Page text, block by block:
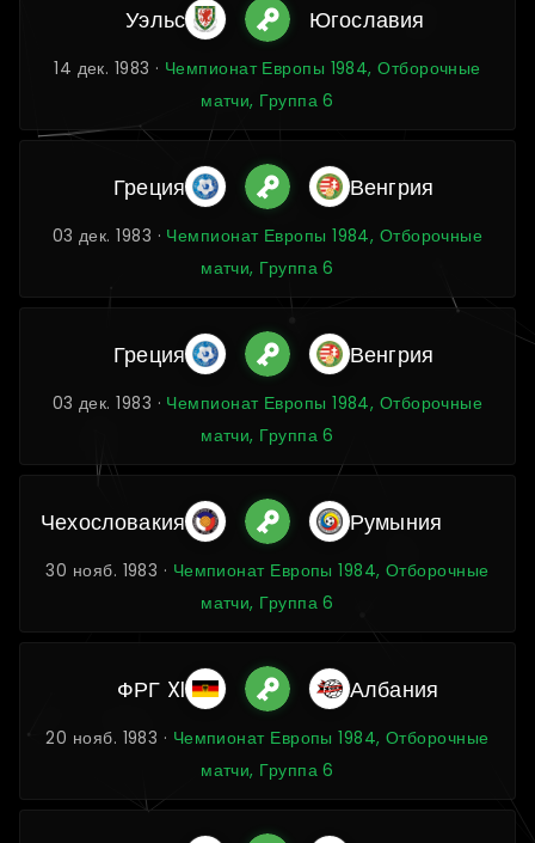
Уэльс Югославия
14 дек. 1983 · Чемпионат Европы 1984, Отборочные
матчи, Группа 6
Греция Венгрия
03 дек. 1983 · Чемпионат Европы 1984, Отборочные
матчи, Группа 6
Греция Венгрия
03 дек. 1983 · Чемпионат Европы 1984, Отборочные
матчи, Группа 6
Чехословакия Румыния
30 нояб. 1983 · Чемпионат Европы 1984, Отборочные
матчи, Группа 6
ФРГ XI Албания
20 нояб. 1983 · Чемпионат Европы 1984, Отборочные
матчи, Группа 6